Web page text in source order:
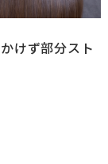
けず部分スト